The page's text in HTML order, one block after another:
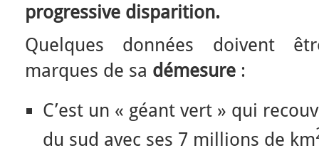
progressive disparition.
Quelques données doivent
marques de sa démesure :
C’est un « géant vert » qui
du sud avec ses 7 millions de km